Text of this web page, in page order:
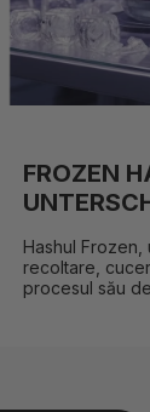
FROZEN
Hashul
recoltare,
procesul său